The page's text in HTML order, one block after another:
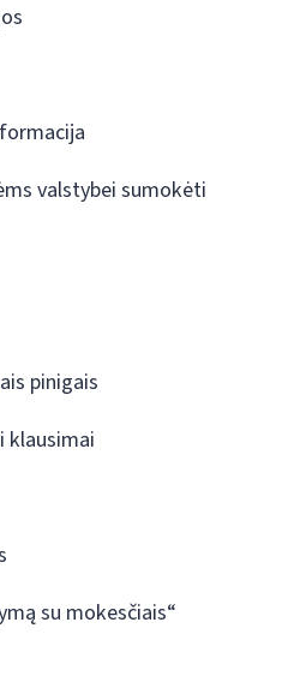
valstybei sumokėti
pinigais
klausimai
su mokesčiais“